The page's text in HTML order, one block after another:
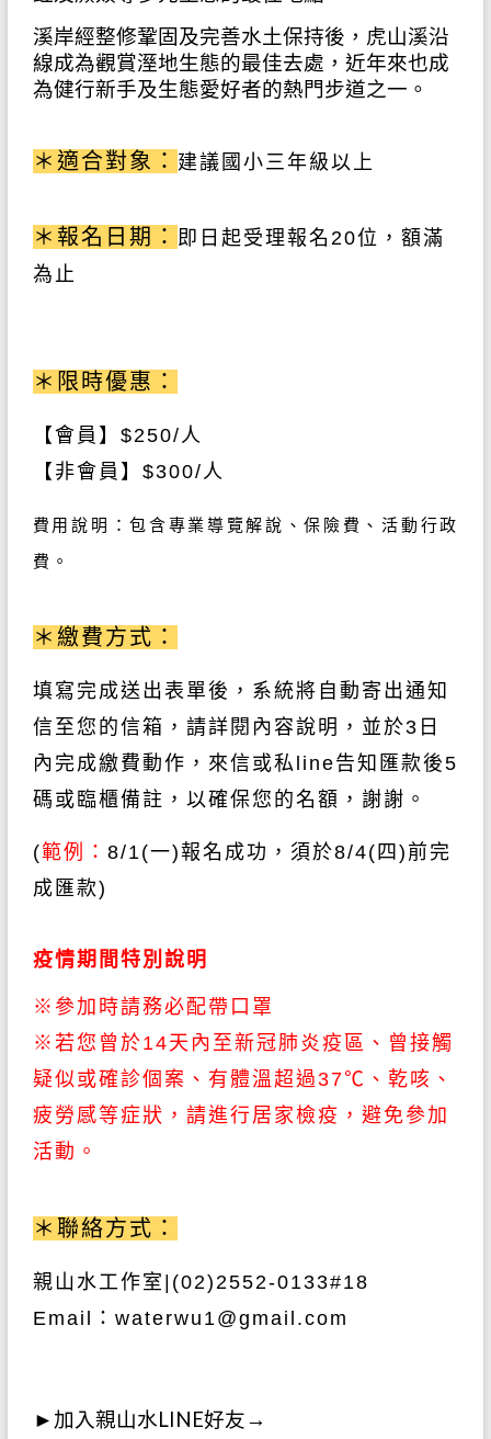
溪岸經整修鞏固及完善水土保持後，虎山溪沿
線成為觀賞溼地生態的最佳去處，近年來也成
為健行新手及生態愛好者的熱門步道之一。
＊適合對象： 建議 國小三年級以上
＊報名日期： 即日起受理報名20位，額滿
為止
＊限時優惠：
【會員】 $250/ 人
【非會員】 $300/ 人
費用說明：包含專業導覽解說、保險費 、活動行政
費。
＊繳費方式：
填寫完成送出表單後，系統將自動寄出通知
信至您的信箱，請詳閱內容說明，並於3日
內完成繳費動作 ，來信或私line告知匯款後5
碼或臨櫃備註 ， 以確保您的名額，謝謝。
(範例： 8/1(一)報名成功 ，須於8/4(四)前 完
成匯款)
疫情期間特別說明
※參加時請務必配帶口罩
※若您曾於14天內至新冠肺炎疫區、曾接觸
疑似或確診個案、有體溫超過37℃、乾咳、
疲勞感等症狀，請進行居家檢疫，避免參加
活動。
＊聯絡方式：
親山水工作室 |(02)2552-0133#18
Email ： waterwu1@gmail.com
►加入親山水LINE好友→